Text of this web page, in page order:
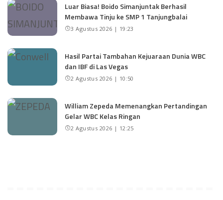
Luar Biasa! Boido Simanjuntak Berhasil
Membawa Tinju ke SMP 1 Tanjungbalai
3 Agustus 2026 | 19:23
Hasil Partai Tambahan Kejuaraan Dunia WBC
dan IBF di Las Vegas
2 Agustus 2026 | 10:50
William Zepeda Memenangkan Pertandingan
Gelar WBC Kelas Ringan
2 Agustus 2026 | 12:25